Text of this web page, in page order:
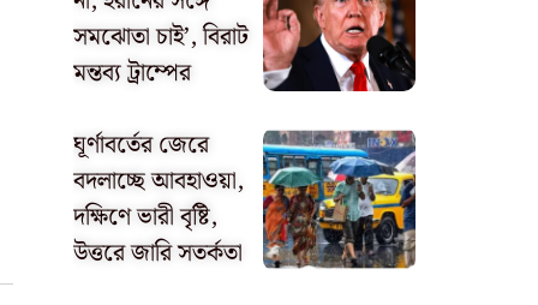
সমঝোতা চাই’, বিরাট
মন্তব্য ট্রাম্পের
ঘূর্ণাবর্তের জেরে
বদলাচ্ছে আবহাওয়া,
দক্ষিণে ভারী বৃষ্টি,
উত্তরে জারি সতর্কতা